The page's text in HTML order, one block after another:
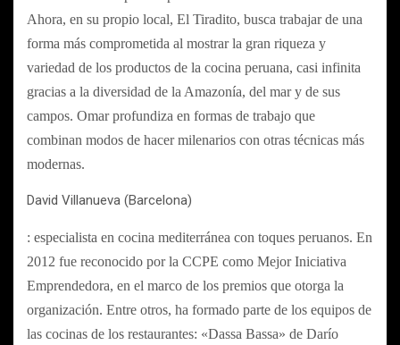
Ahora, en su propio local, El Tiradito, busca trabajar de una
forma más comprometida al mostrar la gran riqueza y
variedad de los productos de la cocina peruana, casi infinita
gracias a la diversidad de la Amazonía, del mar y de sus
campos. Omar profundiza en formas de trabajo que
combinan modos de hacer milenarios con otras técnicas más
modernas.
David Villanueva (Barcelona)
: especialista en cocina mediterránea con toques peruanos. En
2012 fue reconocido por la CCPE como Mejor Iniciativa
Emprendedora, en el marco de los premios que otorga la
organización. Entre otros, ha formado parte de los equipos de
las cocinas de los restaurantes: «Dassa Bassa» de Darío